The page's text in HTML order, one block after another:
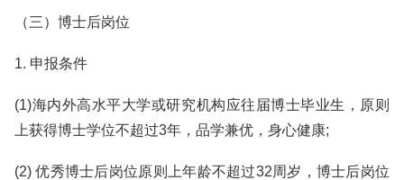
（三）博士后岗位
1. 申报条件
(1)海内外高水平大学或研究机构应往届博士毕业生，原则
上获得博士学位不超过3年，品学兼优，身心健康;
(2) 优秀博士后岗位原则上年龄不超过32周岁，博士后岗位